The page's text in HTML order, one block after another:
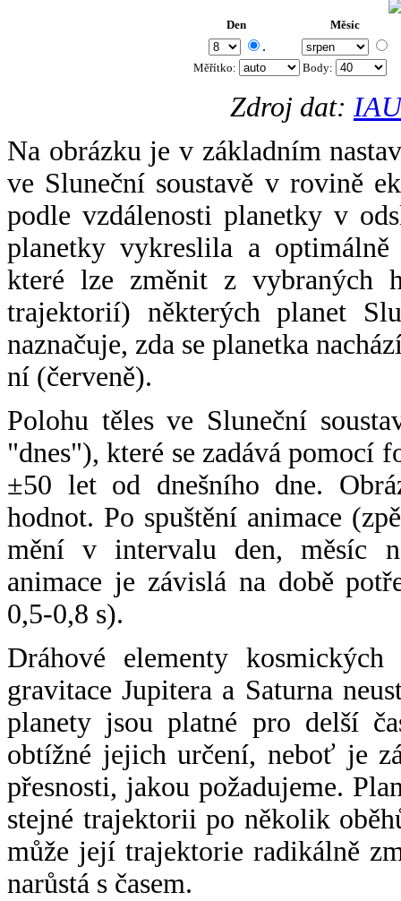
Den Měsíc
.
Měřítko: Body:
Zdroj dat:
Na obrázku je v základním
ve Sluneční soustavě v rovině
podle vzdálenosti planetky v
planetky vykreslila a
které lze změnit z vybraných
trajektorií) některých planet
naznačuje, zda se planetka
ní (červeně).
Polohu těles ve Sluneční
"dnes"), které se zadává pomocí
±50 let od dnešního dne.
hodnot. Po spuštění animace
mění v intervalu den, měsíc
animace je závislá na době
0,5-0,8 s).
Dráhové elementy
gravitace Jupitera a Saturna
planety jsou platné pro delší
obtížné jejich určení, neboť je
přesnosti, jakou požadujeme.
stejné trajektorii po několik
může její trajektorie radikálně
narůstá s časem.